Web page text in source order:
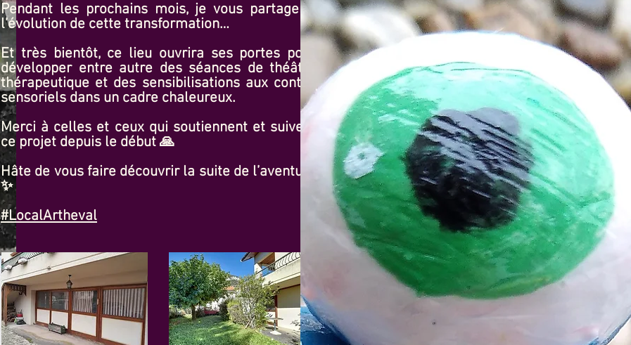
Pendant les prochains mois, je vous partagerai
l’évolution de cette transformation…
Et très bientôt, ce lieu ouvrira ses portes pour
développer entre autre des séances de théâtre
thérapeutique et des sensibilisations aux contes
sensoriels dans un cadre chaleureux.
Merci à celles et ceux qui soutiennent et suivent
ce projet depuis le début 🙏
Hâte de vous faire découvrir la suite de l’aventure
✨
#LocalArtheval